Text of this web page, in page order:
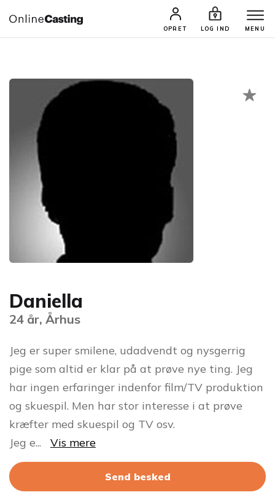
OPRET LOG IND MENU
CASTINGS & JOBS SØG PROFIL
Daniella
24 år, Århus
Jeg er super smilene, udadvendt og nysgerrig
pige som altid er klar på at prøve nye ting. Jeg
har ingen erfaringer indenfor film/TV produktion
og skuespil. Men har stor interesse i at prøve
kræfter med skuespil og TV osv.
Jeg e... Vis mere
Send besked